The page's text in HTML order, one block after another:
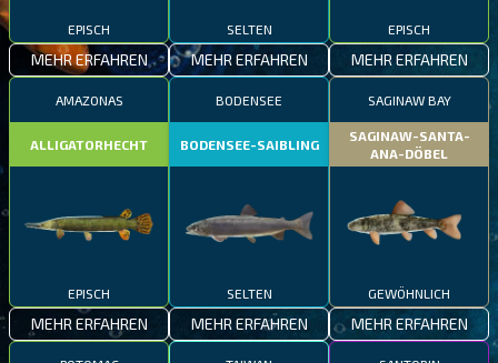
EPISCH
MEHR ERFAHREN
SELTEN
MEHR ERFAHREN
EPISCH
MEHR ERFAHREN
AMAZONAS
ALLIGATORHECHT
EPISCH
MEHR ERFAHREN
BODENSEE
BODENSEE-SAIBLING
SELTEN
MEHR ERFAHREN
SAGINAW BAY
SAGINAW-SANTA-
ANA-DÖBEL
GEWÖHNLICH
MEHR ERFAHREN